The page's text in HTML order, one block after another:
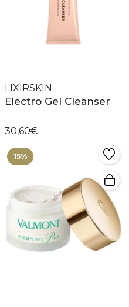
LIXIRSKIN
Electro Gel Cleanser
30,60€
15%